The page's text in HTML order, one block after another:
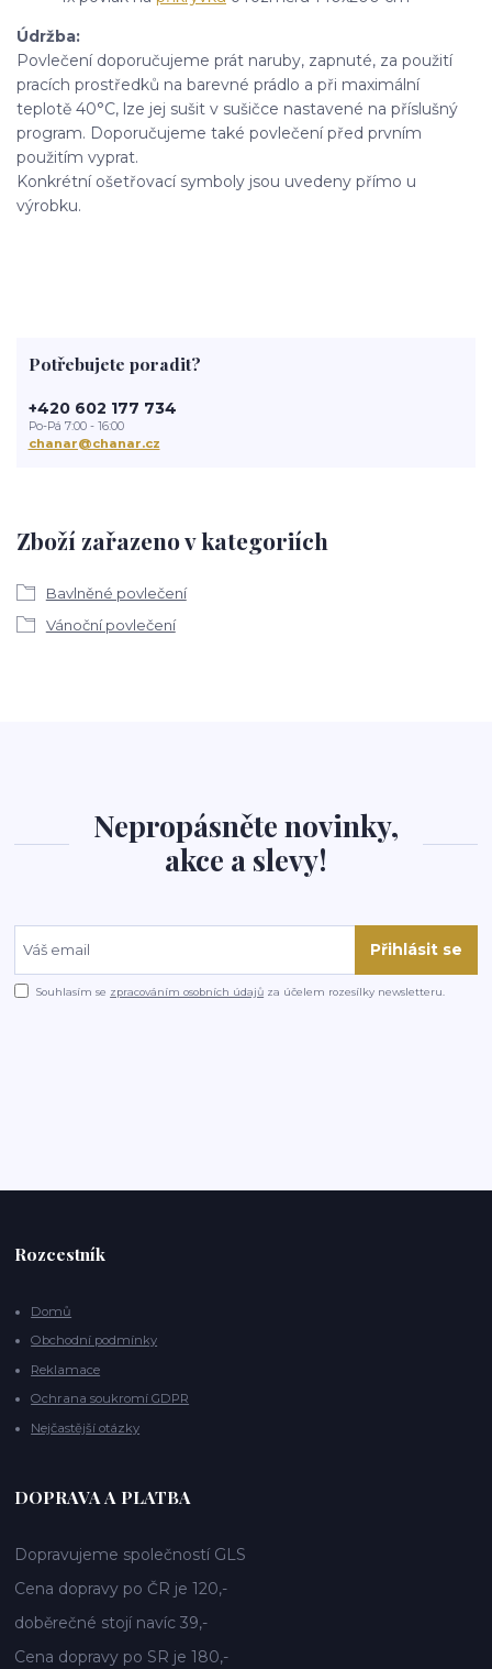
Údržba:
Povlečení doporučujeme prát naruby, zapnuté, za použití
pracích prostředků na barevné prádlo a při maximální
teplotě 40°C, lze jej sušit v sušičce nastavené na příslušný
program. Doporučujeme také povlečení před prvním
použitím vyprat.
Konkrétní ošetřovací symboly jsou uvedeny přímo u
výrobku.
Zboží zařazeno v kategoriích
Bavlněné povlečení
Vánoční povlečení
Potřebujete poradit?
+420 602 177 734
Po-Pá 7:00 - 16:00
chanar@chanar.cz
Nepropásněte novinky,
akce a slevy!
Přihlásit se
Souhlasím se zpracováním osobních údajů za účelem rozesílky newsletteru.
Rozcestník
Domů
Obchodní podmínky
Reklamace
Ochrana soukromí GDPR
Nejčastější otázky
DOPRAVA A PLATBA
Dopravujeme společností GLS
Cena dopravy po ČR je 120,-
doběrečné stojí navíc 39,-
Cena dopravy po SR je 180,-